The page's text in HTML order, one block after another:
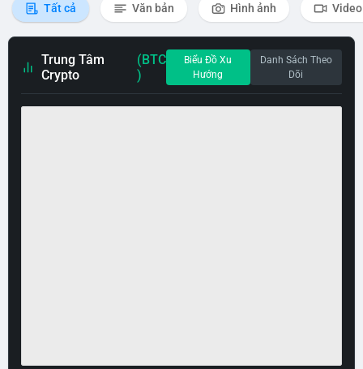
Tất cả Văn bản Hình ảnh Video
Trung Tâm
Crypto
(BTC
)
Biểu Đồ Xu
Hướng
Danh Sách Theo
Dõi